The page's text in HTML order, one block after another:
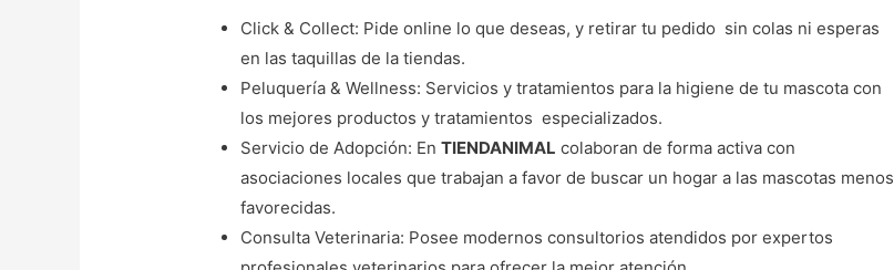
Click & Collect: Pide online lo que deseas, y retirar tu pedido sin colas ni esperas
en las taquillas de la tiendas.
Peluquería & Wellness: Servicios y tratamientos para la higiene de tu mascota con
los mejores productos y tratamientos especializados.
Servicio de Adopción: EnTIENDANIMAL colaboran de forma activa con
asociaciones locales que trabajan a favor de buscar un hogar a las mascotas menos
favorecidas.
Consulta Veterinaria: Posee modernos consultorios atendidos por expertos